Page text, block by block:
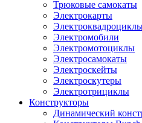
Трюковые самокаты
Электрокарты
Электромобили
Электромотоциклы
Электросамокаты
Электроскейты
Электроскутеры
Электротрициклы
Конструкторы
Динамический